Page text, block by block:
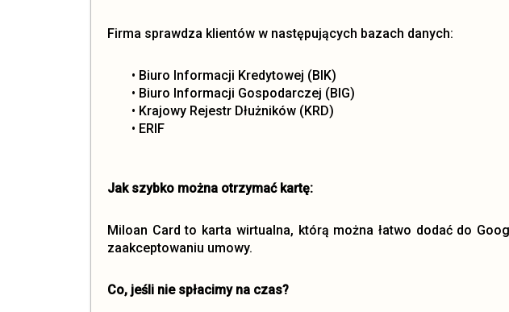
Firma sprawdza klientów w następujących bazach danych:
• Biuro Informacji Kredytowej (BIK)
• Biuro Informacji Gospodarczej (BIG)
• Krajowy Rejestr Dłużników (KRD)
• ERIF
Jak szybko można otrzymać kartę:
Miloan Card to karta wirtualna, którą można łatwo dodać do
zaakceptowaniu umowy.
Co, jeśli nie spłacimy na czas?